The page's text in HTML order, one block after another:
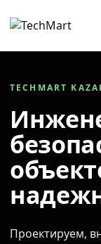
TECHMART
Проектируем,